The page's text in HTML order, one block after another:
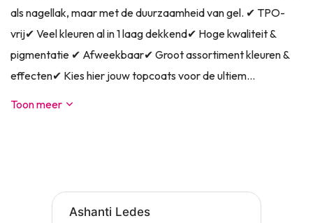
als nagellak, maar met de duurzaamheid van gel. ✔ TPO-
vrij✔ Veel kleuren al in 1 laag dekkend✔ Hoge kwaliteit &
pigmentatie ✔ Afweekbaar✔ Groot assortiment kleuren &
effecten✔ Kies hier jouw topcoats voor de ultiem...
Toon meer